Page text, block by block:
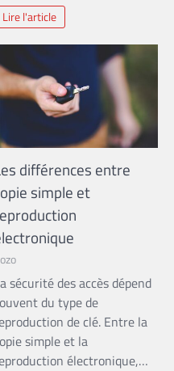
Lire l'article
différences entre
simple et
sécurité des accès dépend
du type de
de clé. Entre la
simple et la
électronique,…